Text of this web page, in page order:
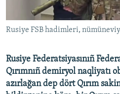
Українською
QOŞULIÑIZ!
RFE/RS bütün saytları
Rusiye FSB hadimleri,
Rusiye Federatsiyasınıñ
Qırımnıñ demiryol naqliyatı
azırlağan dep dört Qırım